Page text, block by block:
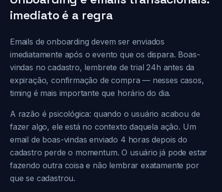
imediato é a regra
Emails de onboarding devem ser enviados
imediatamente após o evento que os dispara. Boas-
vindas no cadastro, lembrete de trial 24h antes da
expiração, confirmação de compra — nesses casos,
timing é mais importante que horário do dia.
A razão é psicológica: quando o usuário acabou de
fazer algo, ele está no contexto daquela ação. Um
email de boas-vindas enviado 4 horas depois do
cadastro perde o momentum. O usuário já pode estar
fazendo outra coisa e não lembrar exatamente por
que se cadastrou.